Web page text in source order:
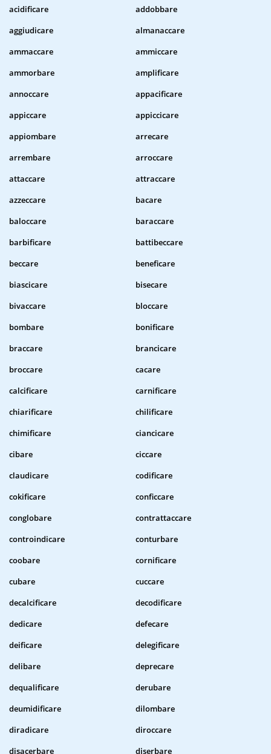
acidificare
addobbare
aggiudicare
almanaccare
ammaccare
ammiccare
ammorbare
amplificare
annoccare
appacificare
appiccare
appiccicare
appiombare
arrecare
arrembare
arroccare
attaccare
attraccare
azzeccare
bacare
baloccare
baraccare
barbificare
battibeccare
beccare
beneficare
biascicare
bisecare
bivaccare
bloccare
bombare
bonificare
braccare
brancicare
broccare
cacare
calcificare
carnificare
chiarificare
chilificare
chimificare
ciancicare
cibare
ciccare
claudicare
codificare
cokificare
conficcare
conglobare
contrattaccare
controindicare
conturbare
coobare
cornificare
cubare
cuccare
decalcificare
decodificare
dedicare
defecare
deificare
delegificare
delibare
deprecare
dequalificare
derubare
deumidificare
dilombare
diradicare
diroccare
disacerbare
diserbare